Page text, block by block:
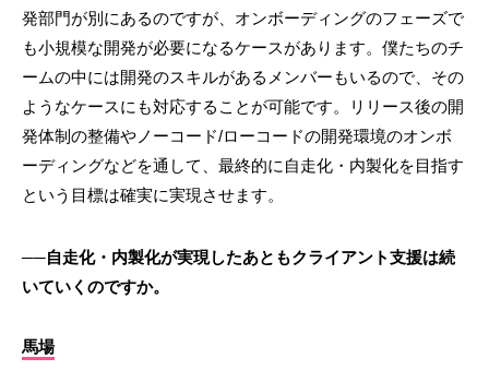
発部門が別にあるのですが、オンボーディングのフェーズで
も小規模な開発が必要になるケースがあります。僕たちのチ
ームの中には開発のスキルがあるメンバーもいるので、その
ようなケースにも対応することが可能です。リリース後の開
発体制の整備やノーコード/ローコードの開発環境のオンボ
ーディングなどを通して、最終的に自走化・内製化を目指す
という目標は確実に実現させます。
──自走化・内製化が実現したあともクライアント支援は続
いていくのですか。
馬場